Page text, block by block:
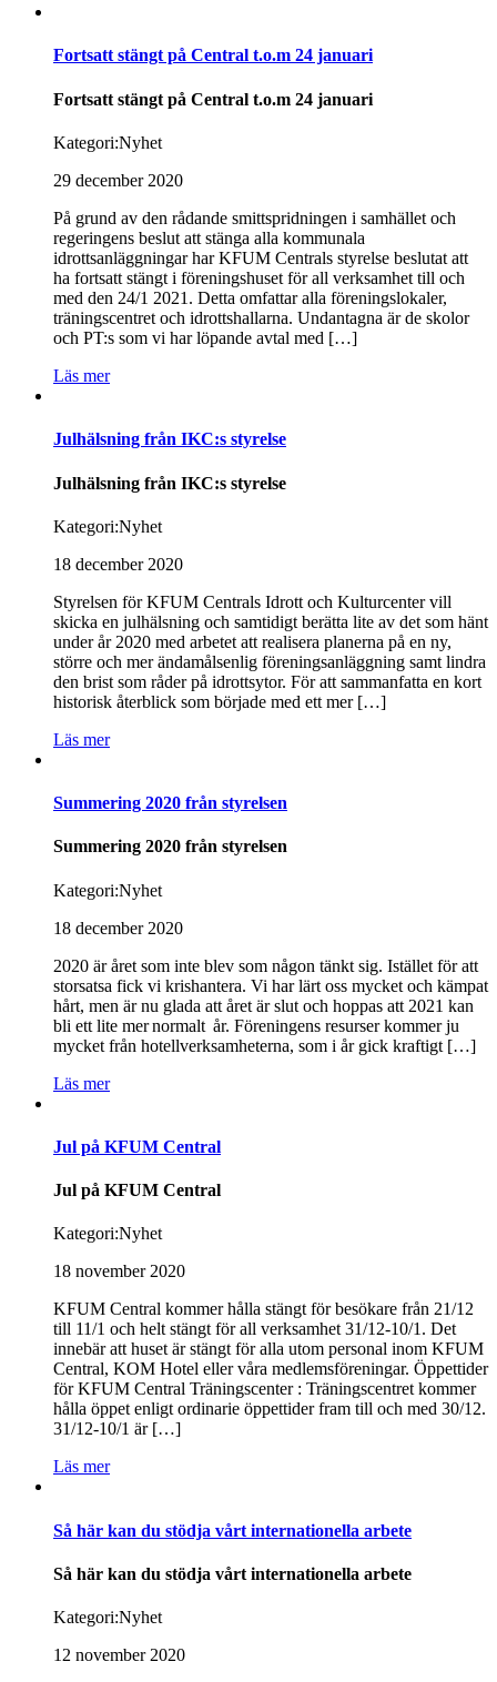
Fortsatt stängt på Central t.o.m 24 januari
Fortsatt stängt på Central t.o.m 24 januari
Kategori:Nyhet
29 december 2020
På grund av den rådande smittspridningen i samhället och
regeringens beslut att stänga alla kommunala
idrottsanläggningar har KFUM Centrals styrelse beslutat att
ha fortsatt stängt i föreningshuset för all verksamhet till och
med den 24/1 2021. Detta omfattar alla föreningslokaler,
träningscentret och idrottshallarna. Undantagna är de skolor
och PT:s som vi har löpande avtal med […]
Läs mer
Julhälsning från IKC:s styrelse
Julhälsning från IKC:s styrelse
Kategori:Nyhet
18 december 2020
Styrelsen för KFUM Centrals Idrott och Kulturcenter vill
skicka en julhälsning och samtidigt berätta lite av det som hänt
under år 2020 med arbetet att realisera planerna på en ny,
större och mer ändamålsenlig föreningsanläggning samt lindra
den brist som råder på idrottsytor. För att sammanfatta en kort
historisk återblick som började med ett mer […]
Läs mer
Summering 2020 från styrelsen
Summering 2020 från styrelsen
Kategori:Nyhet
18 december 2020
2020 är året som inte blev som någon tänkt sig. Istället för att
storsatsa fick vi krishantera. Vi har lärt oss mycket och kämpat
hårt, men är nu glada att året är slut och hoppas att 2021 kan
bli ett lite mer normalt år. Föreningens resurser kommer ju
mycket från hotellverksamheterna, som i år gick kraftigt […]
Läs mer
Jul på KFUM Central
Jul på KFUM Central
Kategori:Nyhet
18 november 2020
KFUM Central kommer hålla stängt för besökare från 21/12
till 11/1 och helt stängt för all verksamhet 31/12-10/1. Det
innebär att huset är stängt för alla utom personal inom KFUM
Central, KOM Hotel eller våra medlemsföreningar. Öppettider
för KFUM Central Träningscenter : Träningscentret kommer
hålla öppet enligt ordinarie öppettider fram till och med 30/12.
31/12-10/1 är […]
Läs mer
Så här kan du stödja vårt internationella arbete
Så här kan du stödja vårt internationella arbete
Kategori:Nyhet
12 november 2020